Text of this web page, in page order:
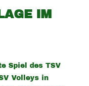
IM
Spiel des TSV
Volleys in